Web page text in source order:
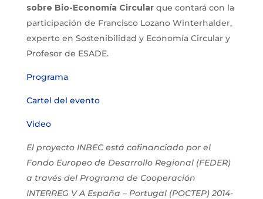
sobre Bio-Economía Circularque contará con la
participación de Francisco Lozano Winterhalder,
experto en Sostenibilidad y Economía Circular y
Profesor de ESADE.
Programa
Cartel del evento
Video
El proyecto INBEC está cofinanciado por el
Fondo Europeo de Desarrollo Regional (FEDER)
a través del Programa de Cooperación
INTERREG V A España – Portugal (POCTEP) 2014-